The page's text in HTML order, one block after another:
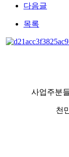
다음글
목록
사업주분
천